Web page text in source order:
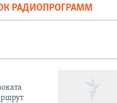
РАДИОПРОГРАММ